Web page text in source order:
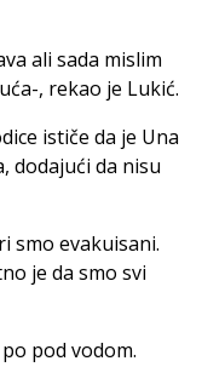
ali sada mislim
, rekao je Lukić.
ističe da je Una
dodajući da nisu
smo evakuisani.
je da smo svi
pod vodom.